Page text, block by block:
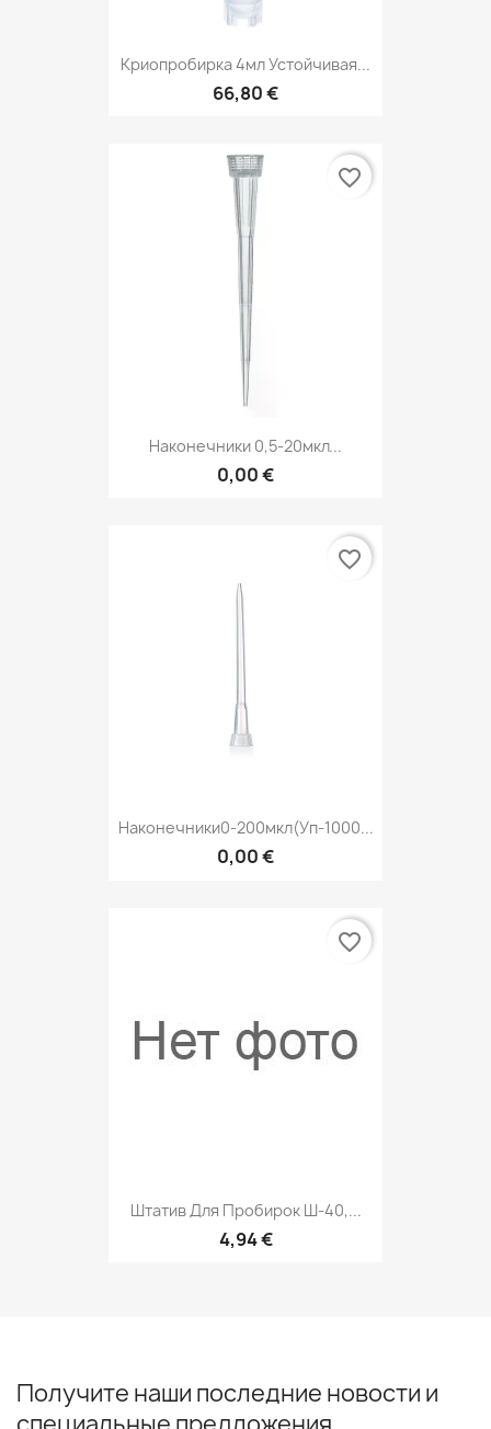
Криопробирка 4мл Устойчивая...
66,80 €
Наконечники 0,5-20мкл...
0,00 €
favorite_border
Наконечники0-200мкл(уп-1000...
0,00 €
favorite_border
Штатив Для Пробирок Ш-40,...
4,94 €
favorite_border
Получите наши последние новости и